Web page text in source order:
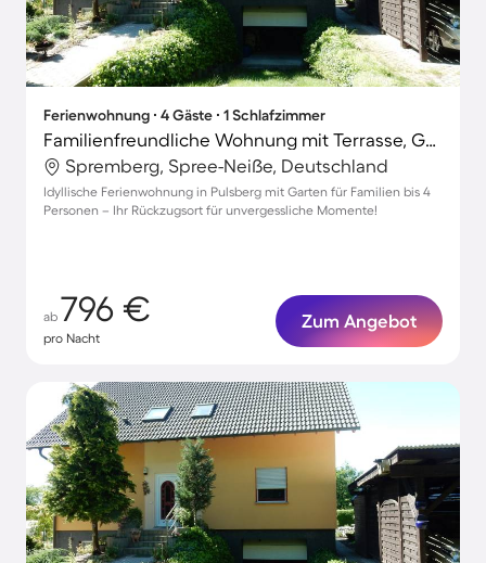
Ferienwohnung ∙ 4 Gäste ∙ 1 Schlafzimmer
Familienfreundliche Wohnung mit Terrasse, Garten und Grill
Spremberg, Spree-Neiße, Deutschland
Idyllische Ferienwohnung in Pulsberg mit Garten für Familien bis 4
Personen – Ihr Rückzugsort für unvergessliche Momente!
ab 796 €
pro Nacht
Zum Angebot